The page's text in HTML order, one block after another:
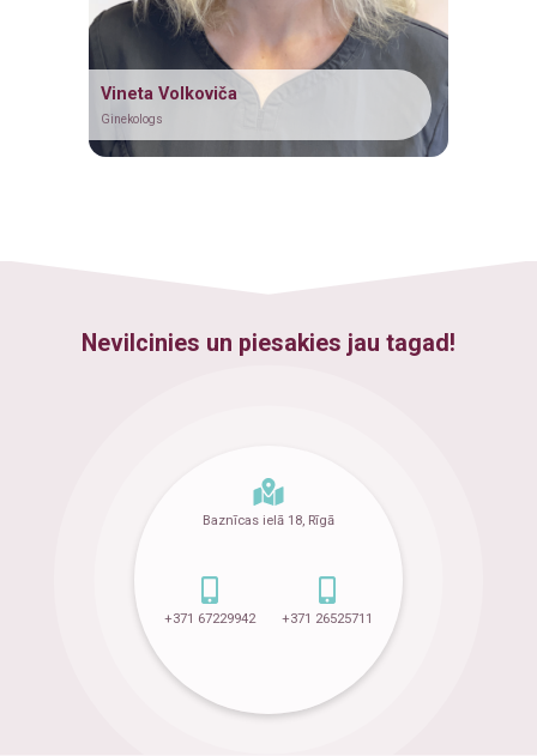
Vineta Volkoviča
Ginekologs
Nevilcinies un piesakies jau tagad!
Baznīcas ielā 18, Rīgā
+371 67229942 +371 26525711